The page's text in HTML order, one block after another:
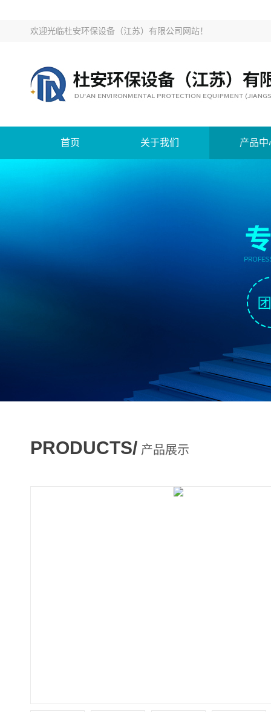
欢迎光临杜安环保设备（江苏）有限公司网站！
首页 关于我们 产品中
PRODUCTS/ 产品展示